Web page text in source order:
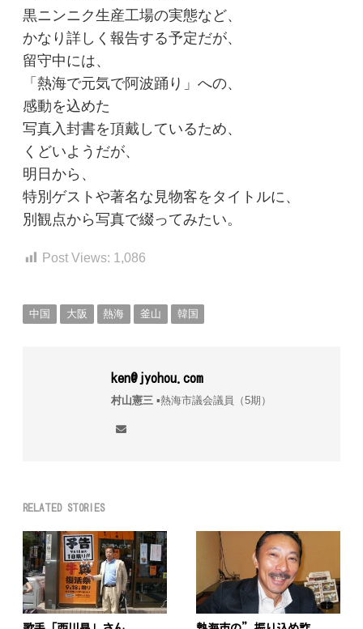
黒ニンニク生産工場の実態など、
かなり詳しく報告する予定だが、
留守中には、
「熱海で元気で阿波踊り」への、
感動を込めた
写真入封書を頂戴しているため、
くどいようだが、
明日から、
特別ゲストや著名な見物客をタイトルに、
別観点から写真で綴ってみたい。
Post Views: 1,086
中国 大阪 熱海 釜山 韓国
ken@jyohou.com
村山憲三▪︎熱海市議会議員（5期）
RELATED STORIES